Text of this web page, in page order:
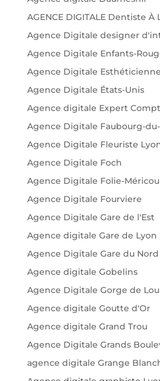
AGENCE DIGITALE Dentiste À
Agence Digitale designer
Agence Digitale Enfants-
Agence Digitale
Agence Digitale États-Unis
Agence digitale Expert
Agence Digitale Faubourg-
Agence Digitale Fleuriste
Agence Digitale Foch
Agence Digitale Folie-
Agence Digitale Fourviere
Agence Digitale Gare de l'Est
Agence digitale Gare de Lyon
Agence Digitale Gare du Nord
Agence digitale Gobelins
Agence Digitale Gorge de
Agence digitale Goutte d'Or
Agence digitale Grand Trou
Agence Digitale Grands
agence digitale Grange